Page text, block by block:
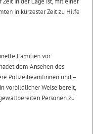
in kürzester Zeit zu Hilfe
Familien vor
dem Ansehen des
Polizeibeamtinnen und –
vorbildlicher Weise bereit,
Personen zu